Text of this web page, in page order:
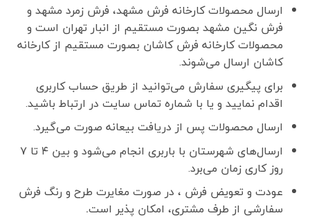
ارسال محصولات کارخانه فرش مشهد، فرش زمرد مشهد و
فرش نگین مشهد بصورت مستقیم از انبار تهران است و
محصولات کارخانه فرش کاشان بصورت مستقیم از کارخانه
کاشان ارسال می‌شوند.
برای پیگیری سفارش می‌توانید از طریق حساب کاربری
اقدام نمایید و یا با شماره تماس سایت در ارتباط باشید.
ارسال محصولات پس از دریافت بیعانه صورت می‌گیرد.
ارسال‌های شهرستان با باربری انجام می‌شود و بین ۴ تا ۷
روز کاری زمان می‌برد.
عودت و تعویض فرش ، در صورت مغایرت طرح و رنگ فرش
سفارشی از طرف مشتری، امکان پذیر است.